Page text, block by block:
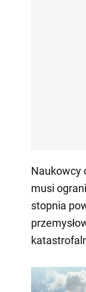
Naukowcy
musi
stopnia